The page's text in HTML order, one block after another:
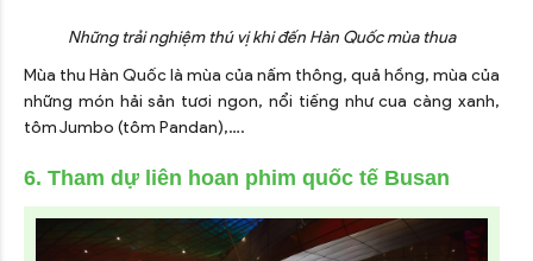
Những trải nghiệm thú vị khi đến Hàn Quốc mùa thua
Mùa thu Hàn Quốc là mùa của nấm thông, quả hồng, mùa của
những món hải sản tươi ngon, nổi tiếng như cua càng xanh,
tôm Jumbo (tôm Pandan),….
6. Tham dự liên hoan phim quốc tế Busan